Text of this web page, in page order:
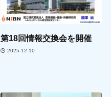
第18回情報交換会を開催
2025-12-10